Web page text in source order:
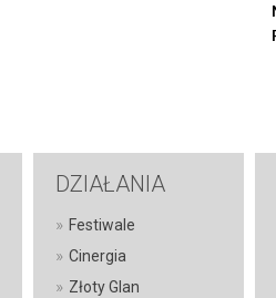
DZIAŁANIA
» Festiwale
» Cinergia
» Złoty Glan